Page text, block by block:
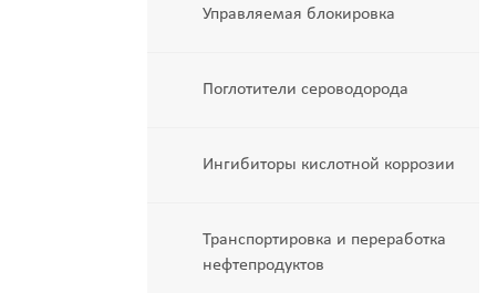
Управляемая блокировка
Поглотители сероводорода
Ингибиторы кислотной коррозии
Транспортировка и переработка
нефтепродуктов